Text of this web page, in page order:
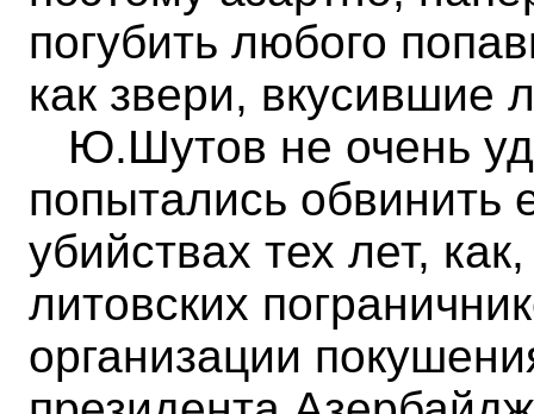
погубить любого
как звери, вкусившие
Ю.Шутов не очень
попытались обвинить
убийствах тех лет,
литовских
организации